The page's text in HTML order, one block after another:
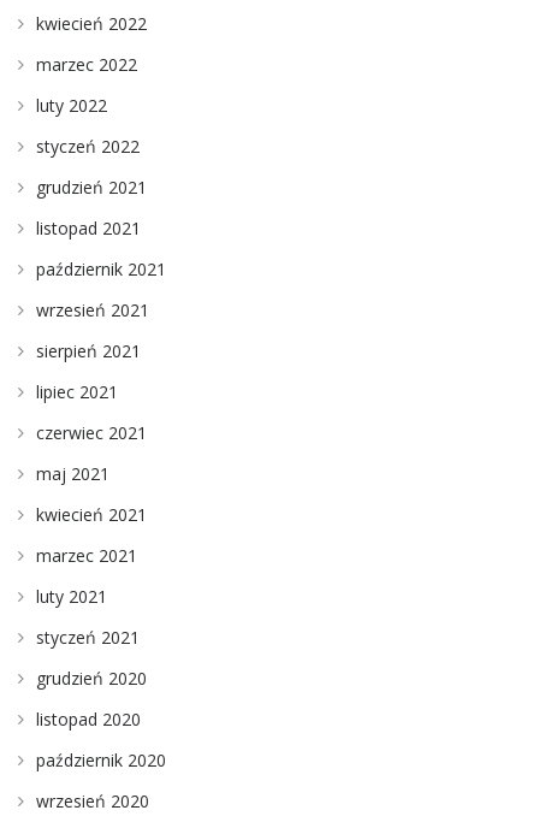
kwiecień 2022
marzec 2022
luty 2022
styczeń 2022
grudzień 2021
listopad 2021
październik 2021
wrzesień 2021
sierpień 2021
lipiec 2021
czerwiec 2021
maj 2021
kwiecień 2021
marzec 2021
luty 2021
styczeń 2021
grudzień 2020
listopad 2020
październik 2020
wrzesień 2020